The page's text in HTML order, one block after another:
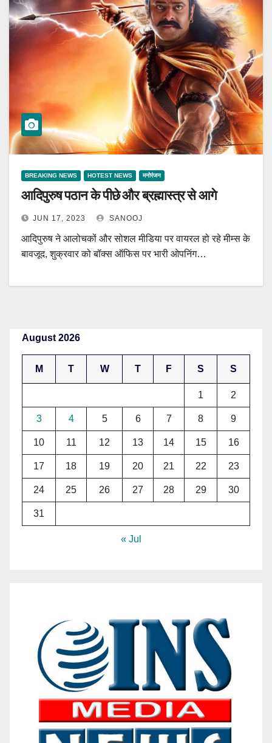
BREAKING NEWS HOTEST NEWS मनोरंजन
आदिपुरुष पठान के पीछे और ब्रह्मास्त्र से आगे
JUN 17, 2023 SANOOJ
आदिपुरुष ने आलोचकों और सोशल मीडिया पर वायरल हो रहे मीम्स के
बावजूद, शुक्रवार को बॉक्स ऑफिस पर भारी ओपनिंग…
August 2026
M T W T F S S
1 2
3 4 5 6 7 8 9
10 11 12 13 14 15 16
17 18 19 20 21 22 23
24 25 26 27 28 29 30
31
« Jul